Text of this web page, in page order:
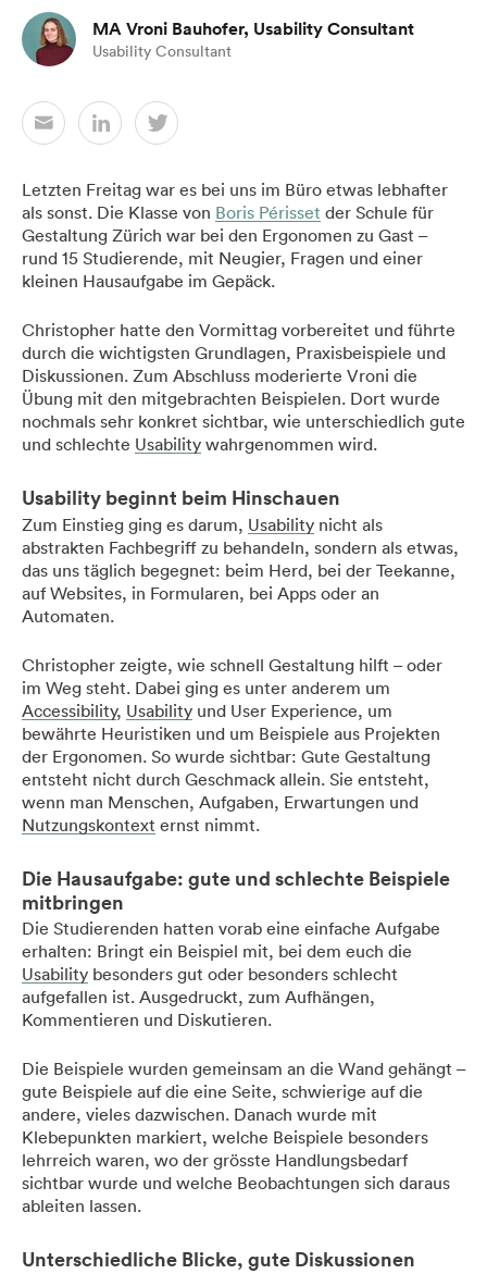
MA Vroni Bauhofer, Usability Consultant
Usability Consultant
Letzten Freitag war es bei uns im Büro etwas lebhafter
als sonst. Die Klasse von Boris Périsset der Schule für
Gestaltung Zürich war bei den Ergonomen zu Gast –
rund 15 Studierende, mit Neugier, Fragen und einer
kleinen Hausaufgabe im Gepäck.
Christopher hatte den Vormittag vorbereitet und führte
durch die wichtigsten Grundlagen, Praxisbeispiele und
Diskussionen. Zum Abschluss moderierte Vroni die
Übung mit den mitgebrachten Beispielen. Dort wurde
nochmals sehr konkret sichtbar, wie unterschiedlich gute
und schlechte Usability wahrgenommen wird.
Usability beginnt beim Hinschauen
Zum Einstieg ging es darum, Usability nicht als
abstrakten Fachbegriff zu behandeln, sondern als etwas,
das uns täglich begegnet: beim Herd, bei der Teekanne,
auf Websites, in Formularen, bei Apps oder an
Automaten.
Christopher zeigte, wie schnell Gestaltung hilft – oder
im Weg steht. Dabei ging es unter anderem um
Accessibility, Usability und User Experience, um
bewährte Heuristiken und um Beispiele aus Projekten
der Ergonomen. So wurde sichtbar: Gute Gestaltung
entsteht nicht durch Geschmack allein. Sie entsteht,
wenn man Menschen, Aufgaben, Erwartungen und
Nutzungskontext ernst nimmt.
Die Hausaufgabe: gute und schlechte Beispiele
mitbringen
Die Studierenden hatten vorab eine einfache Aufgabe
erhalten: Bringt ein Beispiel mit, bei dem euch die
Usability besonders gut oder besonders schlecht
aufgefallen ist. Ausgedruckt, zum Aufhängen,
Kommentieren und Diskutieren.
Die Beispiele wurden gemeinsam an die Wand gehängt –
gute Beispiele auf die eine Seite, schwierige auf die
andere, vieles dazwischen. Danach wurde mit
Klebepunkten markiert, welche Beispiele besonders
lehrreich waren, wo der grösste Handlungsbedarf
sichtbar wurde und welche Beobachtungen sich daraus
ableiten lassen.
Unterschiedliche Blicke, gute Diskussionen